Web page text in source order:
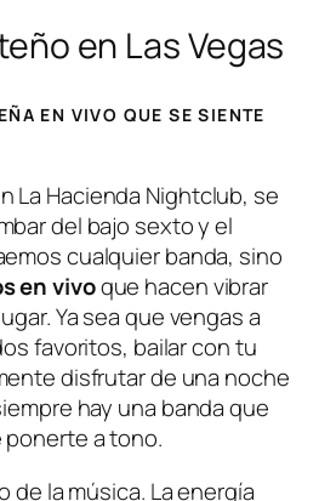
en Las Vegas
EN VIVO QUE SE SIENTE
La Hacienda Nightclub, se
del bajo sexto y el
cualquier banda, sino
en vivoque hacen vibrar
Ya sea que vengas a
favoritos, bailar con tu
disfrutar de una noche
hay una banda que
ponerte a tono.
de la música. La energía